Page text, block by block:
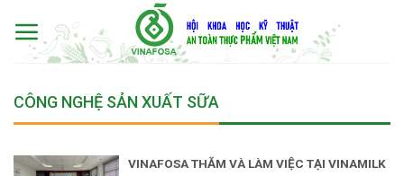
content
CÔNG NGHỆ SẢN XUẤT SỮA
VINAFOSA THĂM VÀ LÀM VIỆC TẠI VINAMILK